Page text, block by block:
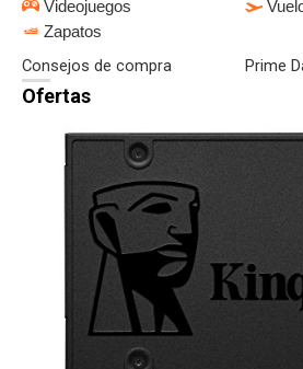
Videojuegos
Zapatos
Consejos de compra Prime
Ofertas